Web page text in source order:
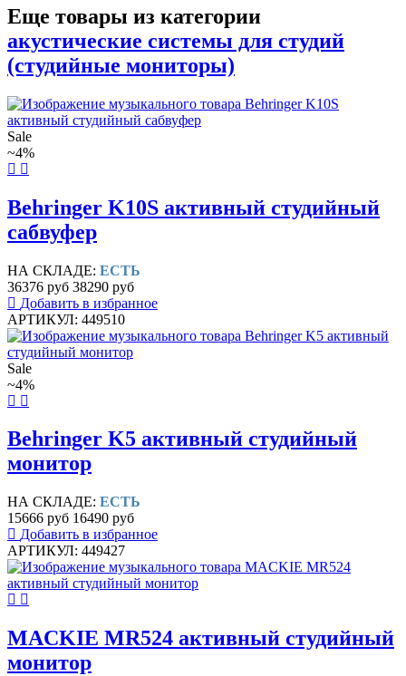
Еще товары из категории
акустические системы для студий
(студийные мониторы)
Sale
~4%
Behringer K10S активный студийный
сабвуфер
НА СКЛАДЕ: ЕСТЬ
36376 руб 38290 руб
Добавить в избранное
АРТИКУЛ: 449510
Sale
~4%
Behringer K5 активный студийный
монитор
НА СКЛАДЕ: ЕСТЬ
15666 руб 16490 руб
Добавить в избранное
АРТИКУЛ: 449427
MACKIE MR524 активный студийный
монитор